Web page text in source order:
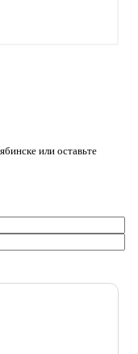
или оставьте